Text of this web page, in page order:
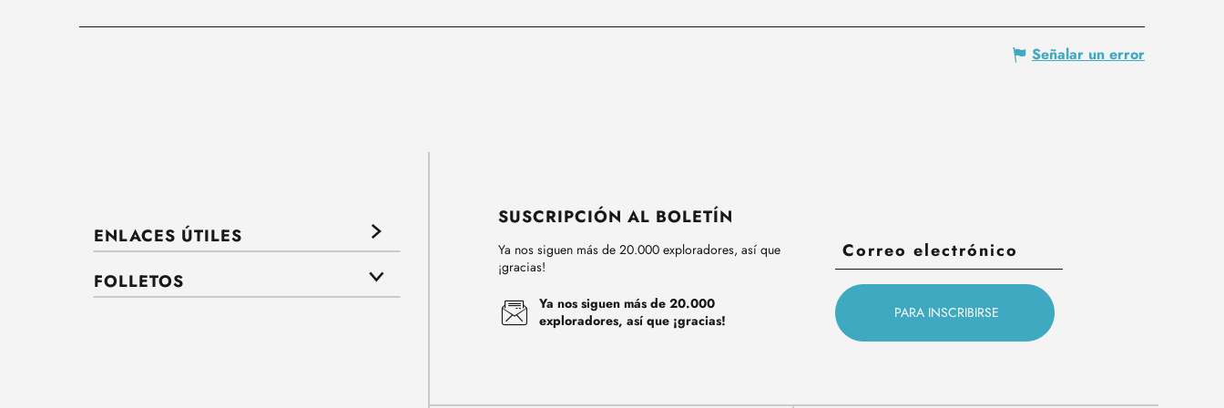
Señalar un error
ENLACES ÚTILES
FOLLETOS
SUSCRIPCIÓN AL BOLETÍN
Ya nos siguen más de 20.000 exploradores, así que
¡gracias!
Ya nos siguen más de 20.000
exploradores, así que ¡gracias!